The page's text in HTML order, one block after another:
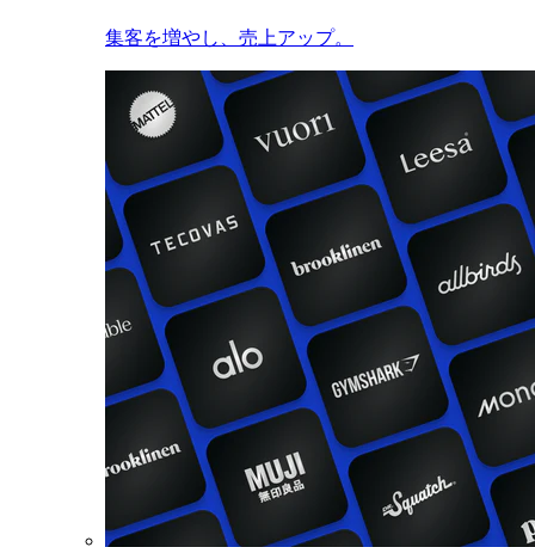
集客を増やし、売上アップ。